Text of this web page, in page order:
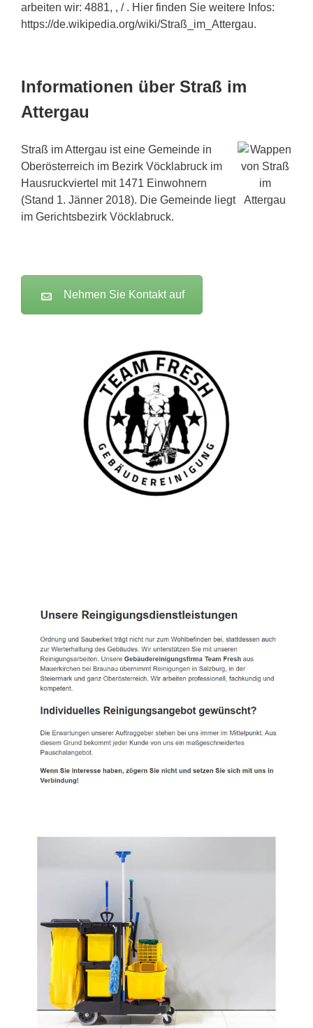
arbeiten wir: 4881, , / . Hier finden Sie weitere Infos:
https://de.wikipedia.org/wiki/Straß_im_Attergau.
Informationen über Straß im
Attergau
Straß im Attergau ist eine Gemeinde in
Oberösterreich im Bezirk Vöcklabruck im
Hausruckviertel mit 1471 Einwohnern
(Stand 1. Jänner 2018). Die Gemeinde liegt
im Gerichtsbezirk Vöcklabruck.
Nehmen Sie Kontakt auf